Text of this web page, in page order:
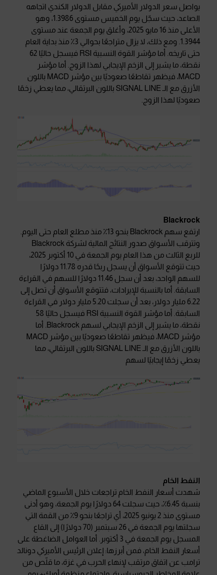
يواصل سعر الدولار الأميركي مقابل الدولار الكندي اتجاهه
الصاعد، حيث سجّل يوم الخميس مستوى 1.3986، وهو
الأعلى منذ 16 مايو 2025، وأغلق يوم الجمعة عند مستوى
1.3944. ومع ذلك، لا يزال متراجعًا بحوالي 3٪ منذ بداية العام
حتى تاريخه. أما مؤشر القوة النسبية RSI فيسجل حاليًا 62
نقطة، ما يشير إلى الزخم الإيجابي لهذا الزوج. أما مؤشر
MACD، فيظهر تقاطعًا صعوديًا بين مؤشر MACD باللون
الأزرق مع الـ SIGNAL LINE باللون البرتقالي، مما يعطي زخمًا
صعوديًا لهذا الزوج.
Blackrock
ارتفع سهم Blackrock بنحو 13٪ منذ مطلع العام حتى اليوم.
وتترقب الأسواق صدور النتائج المالية لشركة Blackrock
للربع الثالث من هذا العام يوم الجمعة في 10 أكتوبر 2025،
حيث تتوقع الأسواق أن يسجل ربحًا قدره 11.78 دولارًا
للسهم الواحد، بعد أن سجل 11.46 دولارًا للسهم في القراءة
السابقة. أما بالنسبة للإيرادات، فتتوقع الأسواق أن تصل إلى
6.22 مليار دولار، بعد أن سجلت 5.20 مليار دولار في القراءة
السابقة. أما مؤشر القوة النسبية RSI فيسجل حاليًا 58
نقطة، ما يشير إلى الزخم الإيجابي لسهم Blackrock. أما
مؤشر MACD، فيظهر تقاطعًا صعوديًا بين مؤشر MACD
باللون الأزرق مع الـ SIGNAL LINE باللون البرتقالي، مما
يعطي زخمًا إيجابيًا لسهم
النفط الخام
شهدت أسعار النفط الخام تراجعات خلال الأسبوع الماضي
بنسبة 6.45٪، حيث سجلت 64 دولارًا يوم الجمعة، وهو أدنى
مستوى منذ 2 يونيو 2025، أي تراجعًا بنحو 9٪ من القمة التي
سجلتها يوم الجمعة في 26 سبتمبر (70 دولارًا) إلى القاع
المسجل يوم الجمعة في 3 أكتوبر. أما العوامل الضاغطة على
أسعار النفط الخام، فمن أبرزها: إعلان الرئيس الأميركي دونالد
ترامب عن اتفاق مرتقب لإنهاء الحرب في غزة، ما قلّص من